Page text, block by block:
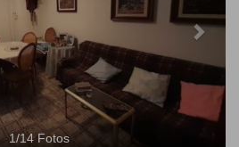
1/14 Fotos